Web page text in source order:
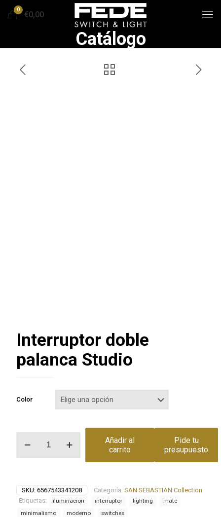
0
€0,00
Catálogo
Interruptor doble
palanca Studio
Color
doble
Añadir al
carrito
Pide tu
presupuesto
SKU: 6567543341208 Categoría: SAN SEBASTIAN Collection
Etiquetas:
iluminacion interruptor lighting
mate
minimalismo
moderno switches